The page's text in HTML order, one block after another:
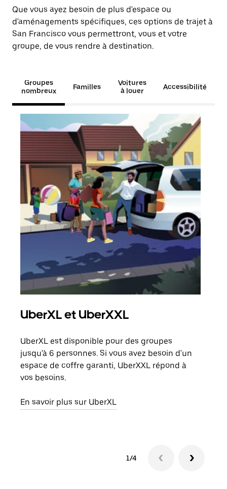
Que vous ayez besoin de plus d'espace ou
d'aménagements spécifiques, ces options de trajet à
San Francisco vous permettront, vous et votre
groupe, de vous rendre à destination.
Groupes
nombreux
Familles
Voitures
à louer
Accessibilité
UberXL et UberXXL
UberXL est disponible pour des groupes
jusqu'à 6 personnes. Si vous avez besoin d'un
espace de coffre garanti, UberXXL répond à
vos besoins.
En savoir plus sur UberXL
1/4